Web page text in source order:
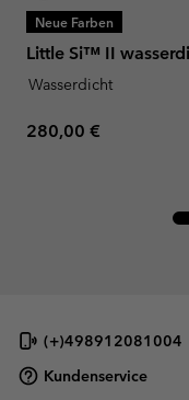
Neue Farben
Little Si™ II
Wasserdicht
Regular price:
280,00 €
(+)498912081004
Kundenservice